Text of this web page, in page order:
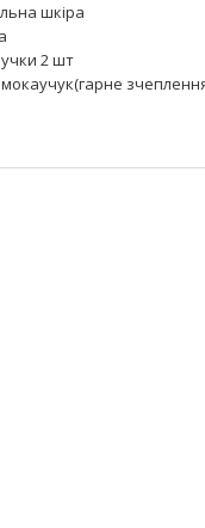
шкіра
2 шт